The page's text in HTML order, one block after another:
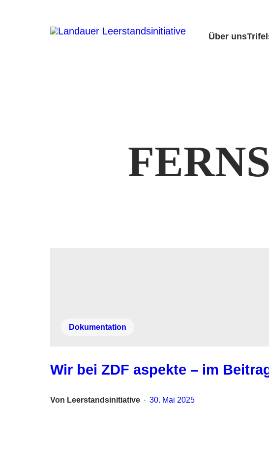
Über uns
Dokumentation
Wir bei ZDF aspekte – im
Von Leerstandsinitiative • 30. Mai 2025